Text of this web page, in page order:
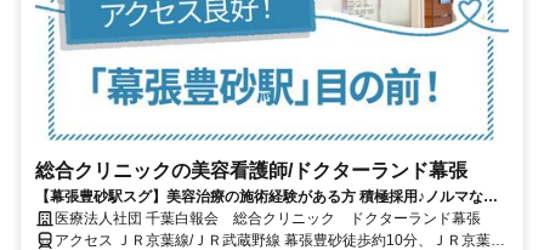
総合クリニックの美容看護師/ドクターランド幕張
【幕張豊砂駅スグ】美容治療の施術経験がある方 積極採用♪ノルマな
し・日勤のみ★准看護師もOK★面接1回のみ！
医療法人社団 千葉白報会 総合クリニック ドクターランド幕張
アクセス ＪＲ京葉線/ＪＲ武蔵野線 幕張豊砂徒歩約10分、ＪＲ京葉線/